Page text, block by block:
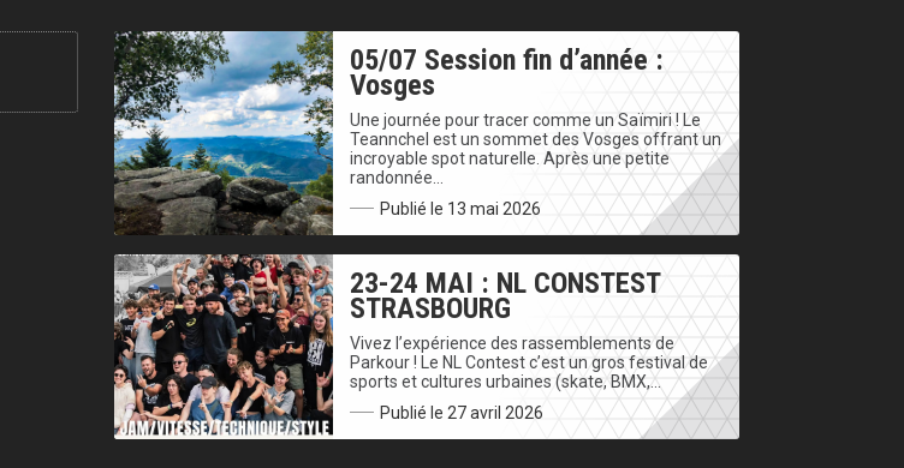
05/07 Session fin d’année :
Vosges
Une journée pour tracer comme un Saïmiri ! Le
Teannchel est un sommet des Vosges offrant un
incroyable spot naturelle. Après une petite
randonnée…
Publié le 13 mai 2026
23-24 MAI : NL CONSTEST
STRASBOURG
Vivez l’expérience des rassemblements de
Parkour ! Le NL Contest c’est un gros festival de
sports et cultures urbaines (skate, BMX,…
Publié le 27 avril 2026